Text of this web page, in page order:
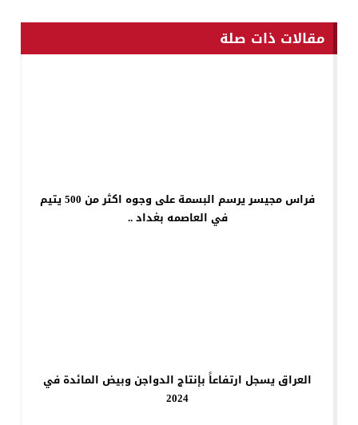
مقالات ذات صلة
فراس مجيسر يرسم البسمة على وجوه اكثر من 500 يتيم
في العاصمه بغداد ..
العراق يسجل ارتفاعاً بإنتاج الدواجن وبيض المائدة في
2024